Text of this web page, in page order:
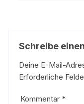
Schreibe
Deine E-Mail-
Erforderliche
Kommentar *